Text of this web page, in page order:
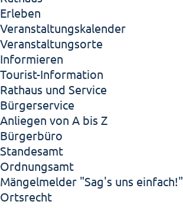
Erleben
Veranstaltungskalender
Veranstaltungsorte
Informieren
Tourist-Information
Rathaus und Service
Bürgerservice
Anliegen von A bis Z
Bürgerbüro
Standesamt
Ordnungsamt
Mängelmelder "Sag's uns einfach!"
Ortsrecht